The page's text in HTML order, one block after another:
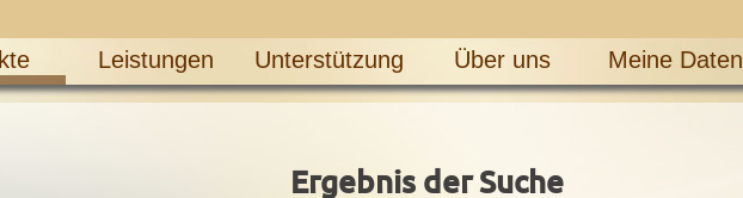
Leistungen Unterstützung Über uns Meine Daten
Ergebnis der Suche